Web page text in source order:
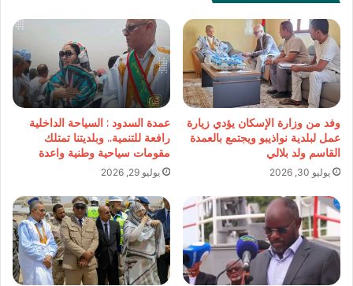
وفد من وزارة الإسكان يؤدي زيارة
عمل لبلدية نواذيبو ويجتمع بالعمدة
القاسم ولد بلالي
يوليو 30, 2026
عمدة السدود : السياحة الداخلية
رافعة للتنمية.. وبلديتنا تمتلك
مقومات سياحية وطنية واعدة
يوليو 29, 2026